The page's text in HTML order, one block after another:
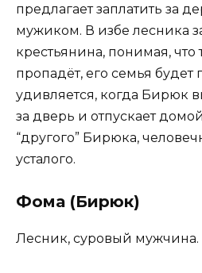
предлагает заплатить за
мужиком. В избе лесника
крестьянина, понимая, что
пропадёт, его семья будет
удивляется, когда Бирюк
за дверь и отпускает
“другого” Бирюка,
усталого.
Фома (Бирюк)
Лесник, суровый мужчина.